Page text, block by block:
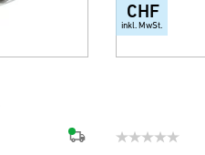
CHF
inkl. MwSt.